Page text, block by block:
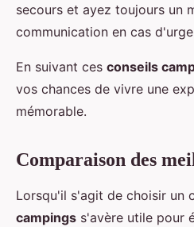
secours et ayez toujours un
communication en cas
En suivant ces conseils
vos chances de vivre une
mémorable.
Comparaison des
Lorsqu'il s'agit de choisir un
campings s'avère utile pour